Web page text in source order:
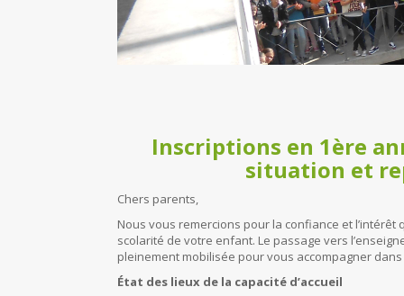
Inscriptions en 1ère
situation et
Chers parents,
Nous vous remercions pour la confiance et l’intérêt
scolarité de votre enfant. Le passage vers
pleinement mobilisée pour vous accompagner
État des lieux de la capacité d’accueil